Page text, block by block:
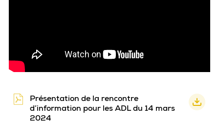
Présentation de la rencontre
d’information pour les ADL du 14 mars
2024